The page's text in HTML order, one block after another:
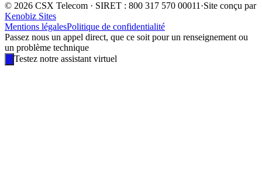
© 2026 CSX Telecom · SIRET : 800 317 570 00011 ·Site conçu par
Kenobiz Sites
Mentions légalesPolitique de confidentialité
Passez nous un appel direct, que ce soit pour un renseignement ou
un problème technique
Testez notre assistant virtuel